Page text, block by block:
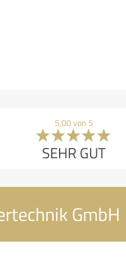
5,00 von 5
SEHR GUT
GmbH